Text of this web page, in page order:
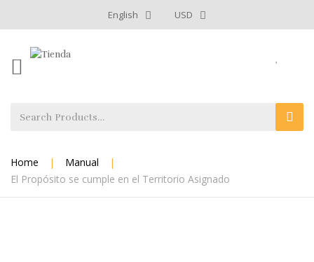
English USD
Home | Manual
|
El Propósito se cumple en el Territorio Asignado